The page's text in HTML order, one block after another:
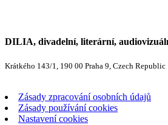
DILIA, divadelní, literární,
Krátkého 143/1, 190 00 Praha 9, Czech Republic
Zásady zpracování osobních údajů
Zásady používání cookies
Nastavení cookies